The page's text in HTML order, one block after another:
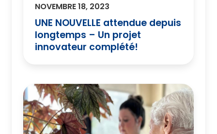
NOVEMBRE 18, 2023
UNE NOUVELLE attendue depuis
longtemps – Un projet
innovateur complété!